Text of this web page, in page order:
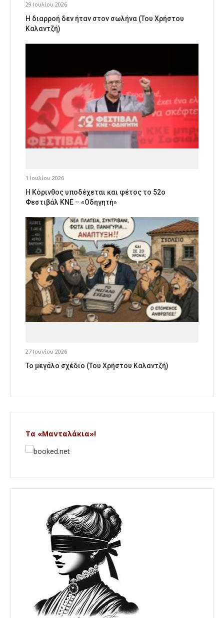
29 Ιουλίου 2026
Η διαρροή δεν ήταν στον σωλήνα (Του Χρήστου
Καλαντζή)
1 Ιουλίου 2026
Η Κόρινθος υποδέχεται και φέτος το 52ο
Φεστιβάλ ΚΝΕ – «Οδηγητή»
27 Ιουνίου 2026
Το μεγάλο σχέδιο (Του Χρήστου Καλαντζή)
Τα «Μανταλάκια»!